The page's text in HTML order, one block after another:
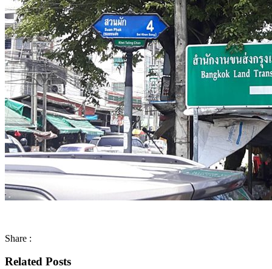
Share :
Related Posts